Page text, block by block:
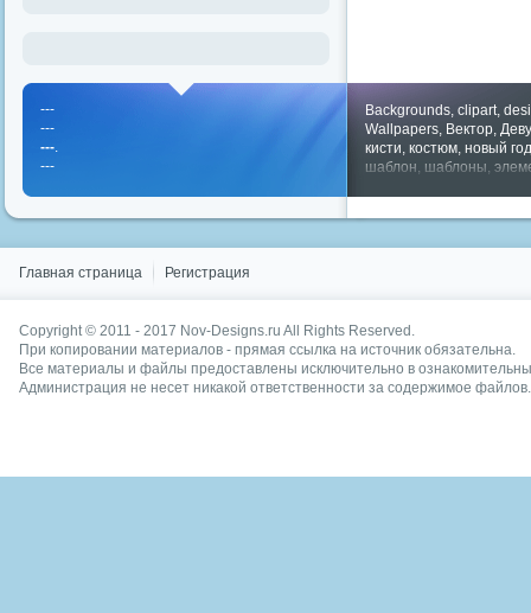
Backgrounds, clipart,
Wallpapers, Вектор,
кисти, костюм, новый год
шаблон, шаблоны,
---
---
---.
---
Главная страница Регистрация
Copyright © 2011 - 2017 Nov-Designs.ru All Rights Reserved.
При копировании материалов - прямая ссылка на источник обязательна.
Все материалы и файлы предоставлены исключительно в
Администрация не несет никакой ответственности за содержимое файлов.